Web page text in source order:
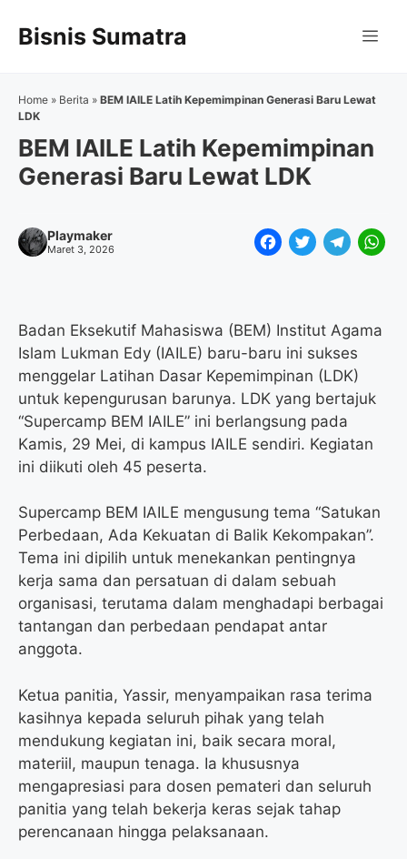
Bisnis Sumatra
Home » Berita » BEM IAILE Latih Kepemimpinan Generasi Baru Lewat
LDK
BEM IAILE Latih Kepemimpinan
Generasi Baru Lewat LDK
Playmaker
Maret 3, 2026
F
e
b
o
o
k
T
t
t
e
r
T
e
g
r
a
m
W
t
p
p
Badan Eksekutif Mahasiswa (BEM) Institut Agama
Islam Lukman Edy (IAILE) baru-baru ini sukses
menggelar Latihan Dasar Kepemimpinan (LDK)
untuk kepengurusan barunya. LDK yang bertajuk
“Supercamp BEM IAILE” ini berlangsung pada
Kamis, 29 Mei, di kampus IAILE sendiri. Kegiatan
ini diikuti oleh 45 peserta.
Supercamp BEM IAILE mengusung tema “Satukan
Perbedaan, Ada Kekuatan di Balik Kekompakan”.
Tema ini dipilih untuk menekankan pentingnya
kerja sama dan persatuan di dalam sebuah
organisasi, terutama dalam menghadapi berbagai
tantangan dan perbedaan pendapat antar
anggota.
Ketua panitia, Yassir, menyampaikan rasa terima
kasihnya kepada seluruh pihak yang telah
mendukung kegiatan ini, baik secara moral,
materiil, maupun tenaga. Ia khususnya
mengapresiasi para dosen pemateri dan seluruh
panitia yang telah bekerja keras sejak tahap
perencanaan hingga pelaksanaan.